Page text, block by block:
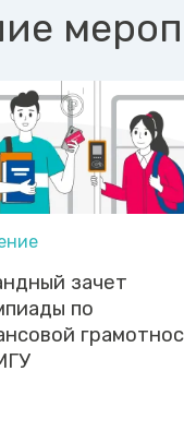
зачет
по